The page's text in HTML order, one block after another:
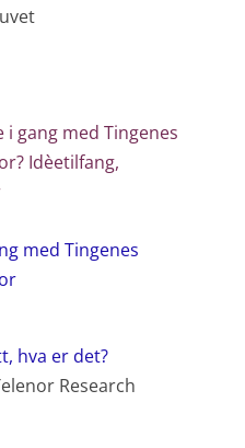
gang med Tingenes
Idèetilfang,
med Tingenes
hva er det?
Research